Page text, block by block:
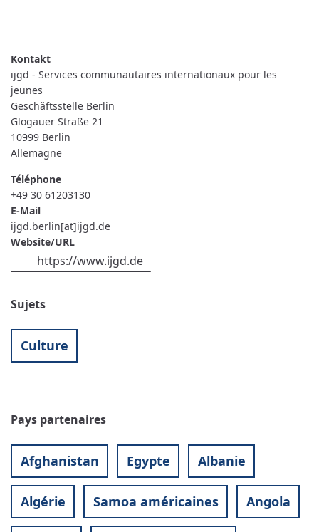
COMMUNAUTAIRES
INTERNATIONAUX
JEUNES
ijgd - Services communautaires internationaux pour les
jeunes
Geschäftsstelle Berlin
Glogauer Straße 21
10999 Berlin
Allemagne
Téléphone
+49 30 61203130
E-Mail
ijgd.berlin[at]ijgd.de
Website/URL
https://www.ijgd.de
Sujets
Culture
Pays partenaires
Afghanistan Egypte Albanie
Algérie Samoa américaines Angola